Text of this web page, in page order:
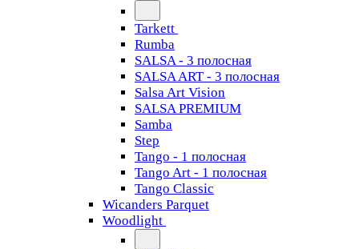
Tarkett
Rumba
SALSA - 3 полосная
SALSA ART - 3 полосная
Salsa Art Vision
SALSA PREMIUM
Samba
Step
Tango - 1 полосная
Tango Art - 1 полосная
Tango Classiс
Wicanders Parquet
Woodlight